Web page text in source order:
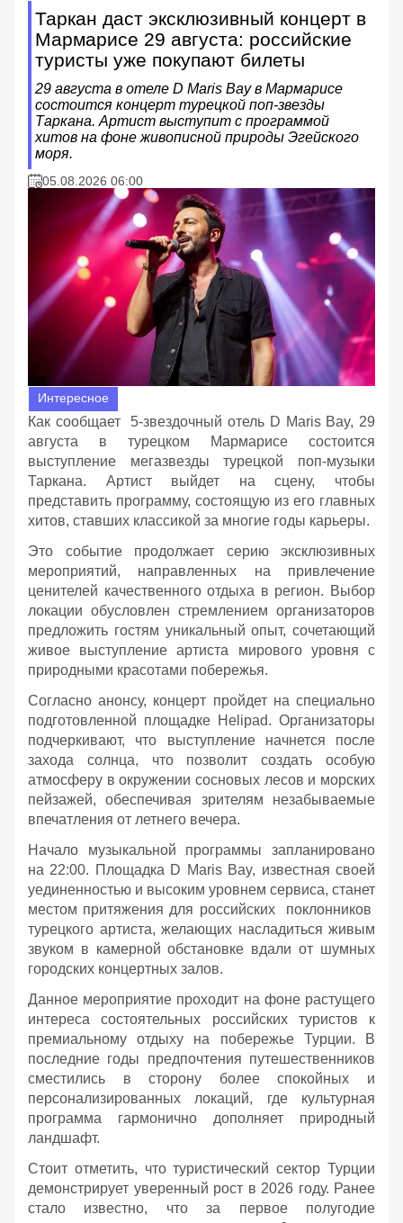
Таркан даст эксклюзивный концерт в
Мармарисе 29 августа: российские
туристы уже покупают билеты
29 августа в отеле D Maris Bay в Мармарисе
состоится концерт турецкой поп-звезды
Таркана. Артист выступит с программой
хитов на фоне живописной природы Эгейского
моря.
05.08.2026 06:00
Интересное
Как сообщает 5-звездочный отель D Maris Bay, 29
августа в турецком Мармарисе состоится
выступление мегазвезды турецкой поп-музыки
Таркана. Артист выйдет на сцену, чтобы
представить программу, состоящую из его главных
хитов, ставших классикой за многие годы карьеры.
Это событие продолжает серию эксклюзивных
мероприятий, направленных на привлечение
ценителей качественного отдыха в регион. Выбор
локации обусловлен стремлением организаторов
предложить гостям уникальный опыт, сочетающий
живое выступление артиста мирового уровня с
природными красотами побережья.
Согласно анонсу, концерт пройдет на специально
подготовленной площадке Helipad. Организаторы
подчеркивают, что выступление начнется после
захода солнца, что позволит создать особую
атмосферу в окружении сосновых лесов и морских
пейзажей, обеспечивая зрителям незабываемые
впечатления от летнего вечера.
Начало музыкальной программы запланировано
на 22:00. Площадка D Maris Bay, известная своей
уединенностью и высоким уровнем сервиса, станет
местом притяжения для российских поклонников
турецкого артиста, желающих насладиться живым
звуком в камерной обстановке вдали от шумных
городских концертных залов.
Данное мероприятие проходит на фоне растущего
интереса состоятельных российских туристов к
премиальному отдыху на побережье Турции. В
последние годы предпочтения путешественников
сместились в сторону более спокойных и
персонализированных локаций, где культурная
программа гармонично дополняет природный
ландшафт.
Стоит отметить, что туристический сектор Турции
демонстрирует уверенный рост в 2026 году. Ранее
стало известно, что за первое полугодие